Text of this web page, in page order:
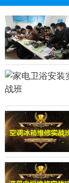
点击免费咨询